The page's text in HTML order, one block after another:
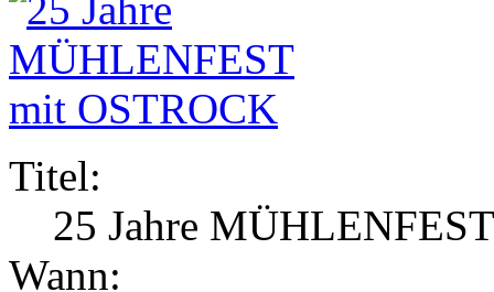
Titel:
25 Jahre
Wann: